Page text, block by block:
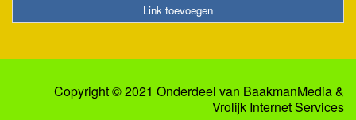
Link toevoegen
Copyright © 2021 Onderdeel van BaakmanMedia&
Vrolijk Internet Services